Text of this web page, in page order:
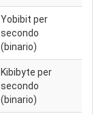
Yobibit per
secondo
(binario)
Kibibyte per
secondo
(binario)